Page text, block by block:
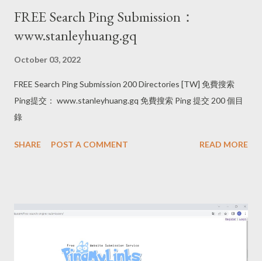
FREE Search Ping Submission：
www.stanleyhuang.gq
October 03, 2022
FREE Search Ping Submission 200 Directories [TW] 免費搜索
Ping提交： www.stanleyhuang.gq 免費搜索 Ping 提交 200 個目
錄
SHARE POST A COMMENT READ MORE